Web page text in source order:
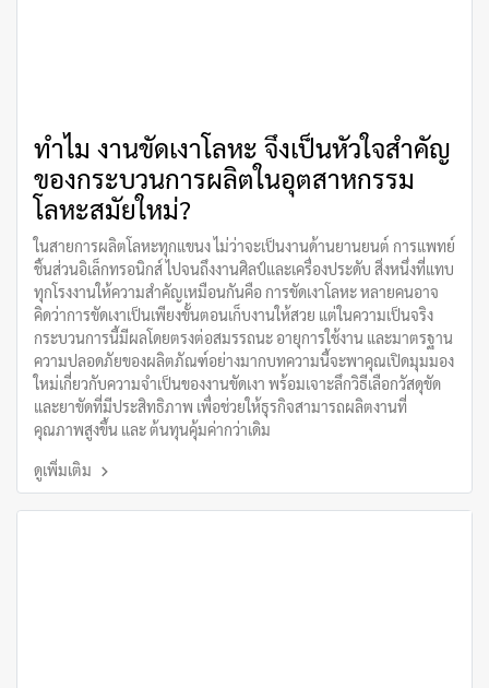
ทำไม งานขัดเงาโลหะ จึงเป็นหัวใจสำคัญ
ของกระบวนการผลิตในอุตสาหกรรม
โลหะสมัยใหม่?
ในสายการผลิตโลหะทุกแขนง ไม่ว่าจะเป็นงานด้านยานยนต์ การแพทย์
ชิ้นส่วนอิเล็กทรอนิกส์ ไปจนถึงงานศิลป์และเครื่องประดับ สิ่งหนึ่งที่แทบ
ทุกโรงงานให้ความสำคัญเหมือนกันคือ การขัดเงาโลหะ หลายคนอาจ
คิดว่าการขัดเงาเป็นเพียงขั้นตอนเก็บงานให้สวย แต่ในความเป็นจริง
กระบวนการนี้มีผลโดยตรงต่อสมรรถนะ อายุการใช้งาน และมาตรฐาน
ความปลอดภัยของผลิตภัณฑ์อย่างมากบทความนี้จะพาคุณเปิดมุมมอง
ใหม่เกี่ยวกับความจำเป็นของงานขัดเงา พร้อมเจาะลึกวิธีเลือกวัสดุขัด
และยาขัดที่มีประสิทธิภาพ เพื่อช่วยให้ธุรกิจสามารถผลิตงานที่
คุณภาพสูงขึ้น และ ต้นทุนคุ้มค่ากว่าเดิม
ดูเพิ่มเติม